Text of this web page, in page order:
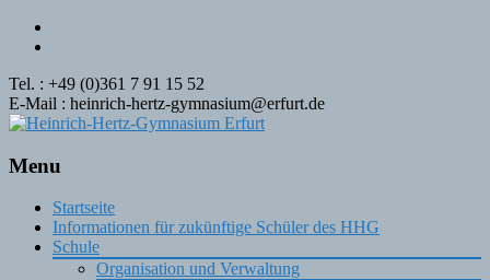
Tel. : +49 (0)361 7 91 15 52
E-Mail : heinrich-hertz-gymnasium@erfurt.de
Menu
Skip
content
Startseite
Informationen für zukünftige Schüler des HHG
Schule
Organisation und Verwaltung